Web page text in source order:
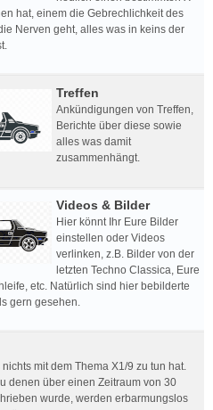
hat, einem die Gebrechlichkeit des
Nerven geht, alles was in keins der
Treffen
Ankündigungen von Treffen,
Berichte über diese sowie
alles was damit
zusammenhängt.
Videos & Bilder
Hier könnt Ihr Eure Bilder
einstellen oder Videos
verlinken, z.B. Bilder von der
letzten Techno Classica, Eure
etc. Natürlich sind hier bebilderte
gern gesehen.
mit dem Thema X1/9 zu tun hat.
denen über einen Zeitraum von 30
wurde, werden erbarmungslos